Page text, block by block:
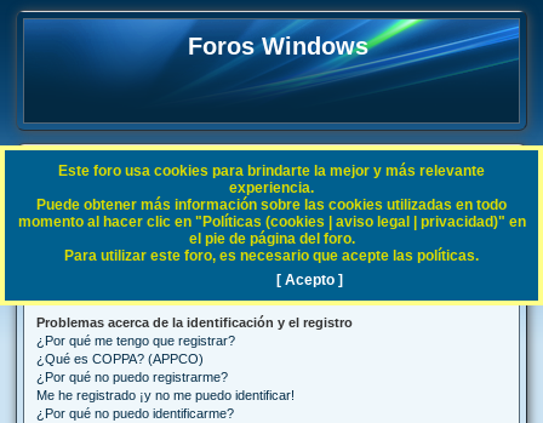
Foros Windows
FAQ
Índice general Preguntas Frecuentes
B
Preguntas Frecuentes
Problemas acerca de la identificación y el registro
¿Por qué me tengo que registrar?
¿Qué es COPPA? (APPCO)
¿Por qué no puedo registrarme?
Me he registrado ¡y no me puedo identificar!
¿Por qué no puedo identificarme?
Este foro usa cookies para brindarte la mejor y más relevante
experiencia.
Puede obtener más información sobre las cookies utilizadas en todo
momento al hacer clic en "Políticas (cookies | aviso legal | privacidad)" en
el pie de página del foro.
Para utilizar este foro, es necesario que acepte las políticas.
[ Acepto ]